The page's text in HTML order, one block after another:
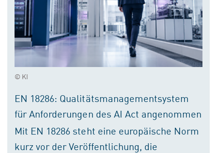
© KI
EN 18286: Qualitätsmanagementsystem
für Anforderungen des AI Act angenommen
Mit EN 18286 steht eine europäische Norm
kurz vor der Veröffentlichung, die